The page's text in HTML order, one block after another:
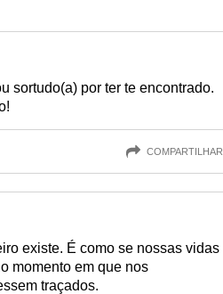
sortudo(a) por ter te encontrado.
COMPARTILHAR
existe. É como se nossas vidas
momento em que nos
traçados.